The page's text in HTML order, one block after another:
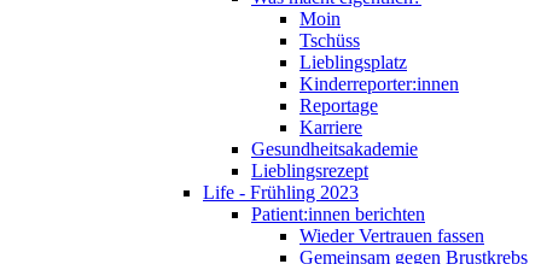
Moin
Tschüss
Lieblingsplatz
Kinderreporter:innen
Reportage
Karriere
Gesundheitsakademie
Lieblingsrezept
Life - Frühling 2023
Patient:innen berichten
Wieder Vertrauen fassen
Gemeinsam gegen Brustkrebs